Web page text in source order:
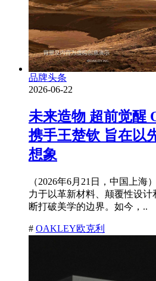
品牌头条
2026-06-22
未来造物 超前觉醒
携手王楚钦 旨在以
想象
（2026年6月21日，中国上
力于以革新材料、颠覆性设
断打破美学的边界。如今，..
# OAKLEY欧克利